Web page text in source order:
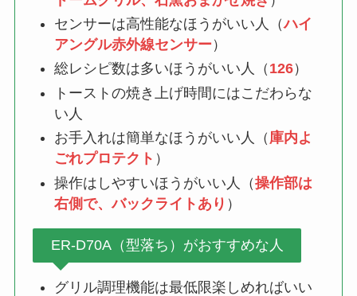
センサーは高性能なほうがいい人（ハイ
アングル赤外線センサー ）
総レシピ数は多いほうがいい人（ 126）
トーストの焼き上げ時間にはこだわらな
い人
お手入れは簡単なほうがいい人（ 庫内よ
ごれプロテクト ）
操作はしやすいほうがいい人（操作部は
右側で、バックライトあり ）
ER-D70A（型落ち）がおすすめな人
グリル調理機能は最低限楽しめればいい